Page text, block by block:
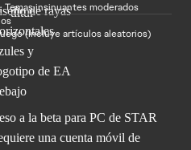
insinuantes moderados
(Incluye artículos aleatorios)
a la beta para PC de STAR
una cuenta móvil de